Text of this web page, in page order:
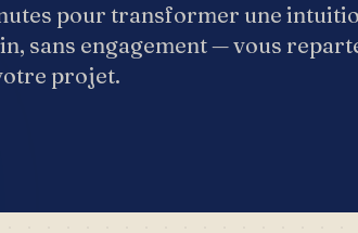
pour transformer une
sans engagement — vous
projet.